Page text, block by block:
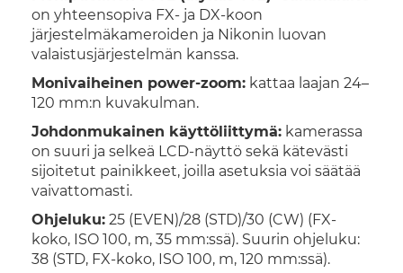
on yhteensopiva FX- ja DX-koon
järjestelmäkameroiden ja Nikonin luovan
valaistusjärjestelmän kanssa.
Monivaiheinen power-zoom: kattaa laajan 24–
120 mm:n kuvakulman.
Johdonmukainen käyttöliittymä: kamerassa
on suuri ja selkeä LCD-näyttö sekä kätevästi
sijoitetut painikkeet, joilla asetuksia voi säätää
vaivattomasti.
Ohjeluku: 25 (EVEN)/28 (STD)/30 (CW) (FX-
koko, ISO 100, m, 35 mm:ssä). Suurin ohjeluku:
38 (STD, FX-koko, ISO 100, m, 120 mm:ssä).